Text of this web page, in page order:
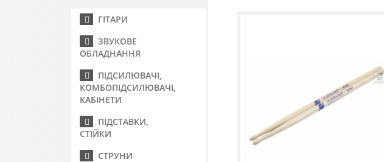
ГІТАРИ
ЗВУКОВЕ
ОБЛАДНАННЯ
ПІДСИЛЮВАЧІ,
КОМБОПІДСИЛЮВАЧІ,
КАБІНЕТИ
ПІДСТАВКИ,
СТІЙКИ
СТРУНИ